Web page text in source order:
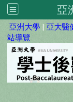
亞
亞洲大學 | 亞大醫
站導覽